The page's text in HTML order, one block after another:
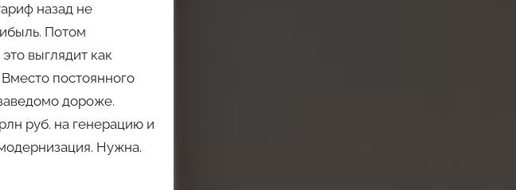
назад не
Потом
выглядит как
постоянного
дороже.
руб. на генерацию и
Нужна.